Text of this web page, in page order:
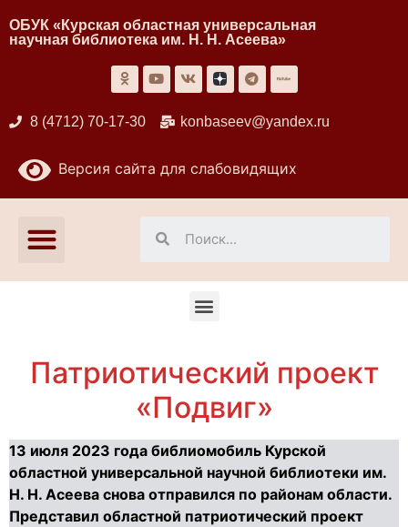
ОБУК «Курская областная универсальная
научная библиотека им. Н. Н. Асеева»
8 (4712) 70-17-30 konbaseev@yandex.ru
Версия сайта для слабовидящих
Патриотический проект
«Подвиг»
13 июля 2023 года библиомобиль Курской
областной универсальной научной библиотеки им.
Н. Н. Асеева снова отправился по районам области.
Представил областной патриотический проект